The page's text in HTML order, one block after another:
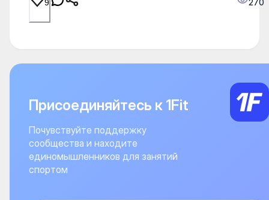
9 270
Присоединяйтесь к 1Fit
Почувствуйте поддержку
сообщества и находите
единомышленников для занятий
спортом